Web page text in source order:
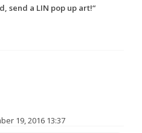
send a LIN pop up art!“
19, 2016 13:37